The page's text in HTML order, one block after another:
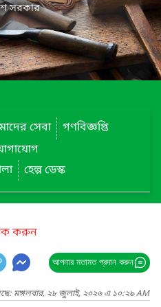
সরকার
সেবা
গণবিজ্ঞপ্তি
হেল্প ডেস্ক
করুন
আপনার মতামত প্রদান করুন
মঙ্গলবার, ২৮ জুলাই, ২০২৬ এ ১০:২৯ AM